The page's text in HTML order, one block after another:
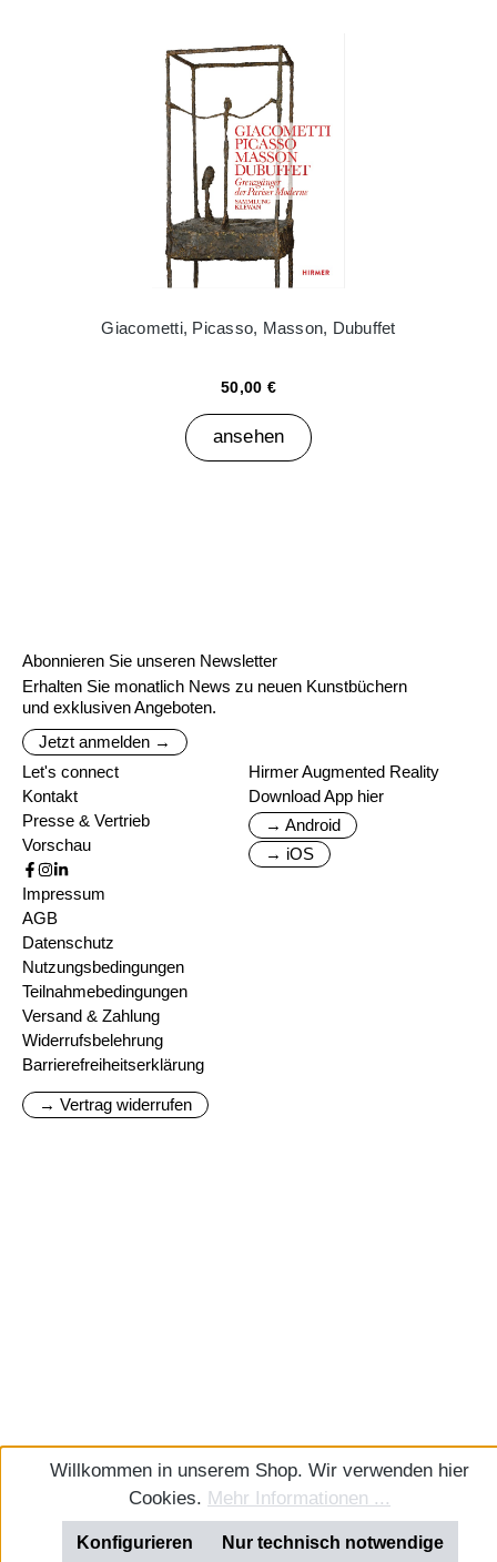
Giacometti, Picasso, Masson, Dubuffet
50,00 €
ansehen
Abonnieren Sie unseren Newsletter
Erhalten Sie monatlich News zu neuen Kunstbüchern
und exklusiven Angeboten.
Jetzt anmelden →
Let's connect
Kontakt
Presse & Vertrieb
Vorschau
Hirmer Augmented Reality
Download App hier
→ Android
→ iOS
Impressum
AGB
Datenschutz
Nutzungsbedingungen
Teilnahmebedingungen
Versand & Zahlung
Widerrufsbelehrung
Barrierefreiheitserklärung
→ Vertrag widerrufen
Willkommen in unserem Shop. Wir verwenden hier
Cookies. Mehr Informationen ...
Nur technisch notwendige
Konfigurieren